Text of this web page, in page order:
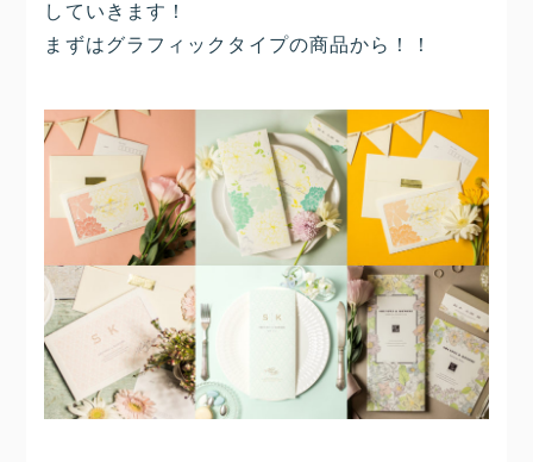
していきます！
まずはグラフィックタイプの商品から！！